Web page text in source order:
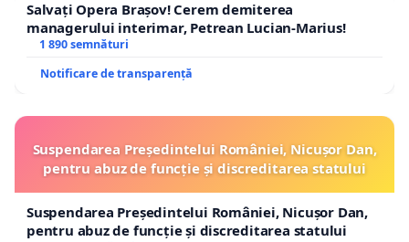
Salvați Opera Brașov! Cerem demiterea
managerului interimar, Petrean Lucian-Marius!
1 890 semnături
Notificare de transparență
Suspendarea Președintelui României, Nicușor Dan,
pentru abuz de funcție și discreditarea statului
Suspendarea Președintelui României, Nicușor Dan,
pentru abuz de funcție și discreditarea statului